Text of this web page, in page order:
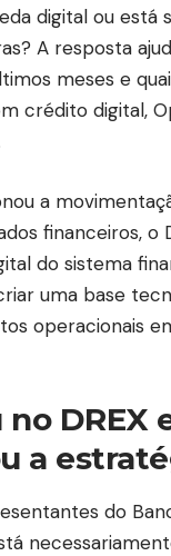
digital ou
A resposta
meses e
crédito digital,
a
financeiros, o
do sistema
uma base
operacionais
DREX
a
do